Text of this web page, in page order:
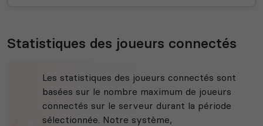
Statistiques des joueurs connectés
Les statistiques des joueurs connectés sont
basées sur le nombre maximum de joueurs
connectés sur le serveur durant la période
sélectionnée. Notre système,